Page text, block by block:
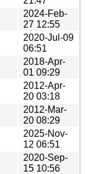
2024-Feb-
27 12:55
2020-Jul-09
06:51
2018-Apr-
01 09:29
2012-Apr-
20 03:18
2012-Mar-
20 08:29
2025-Nov-
12 06:51
2020-Sep-
15 10:56